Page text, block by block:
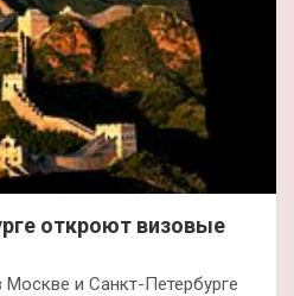
откроют визовые
Москве и Санкт-Петербурге